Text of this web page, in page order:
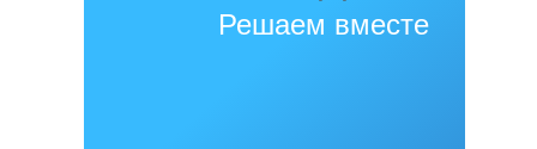
Решаем вместе